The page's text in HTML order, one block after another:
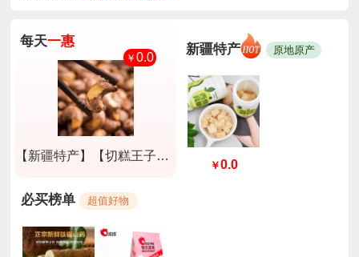
每天一惠
￥ 0.0
【新疆特产】【切糕王子】A180紫衣腰果淡盐味250g*2盒
新疆特产 原地原产
￥0.0
必买榜单 超值好物